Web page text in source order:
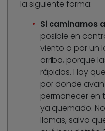
la siguiente forma:
Si caminamos
posible en
viento o por un
arriba, porque
rápidas. Hay
por donde
permanecer en
ya quemado.
llamas, salvo